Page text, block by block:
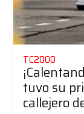
TC2000
tuvo su
callejero